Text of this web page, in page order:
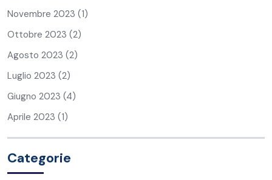
Novembre 2023 (1)
Ottobre 2023 (2)
Agosto 2023 (2)
Luglio 2023 (2)
Giugno 2023 (4)
Aprile 2023 (1)
Categorie